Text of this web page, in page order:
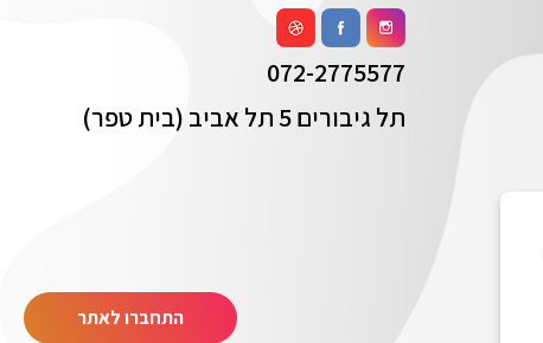
072-2775577
תל גיבורים 5 תל אביב (בית טפר)
התחברו לאתר